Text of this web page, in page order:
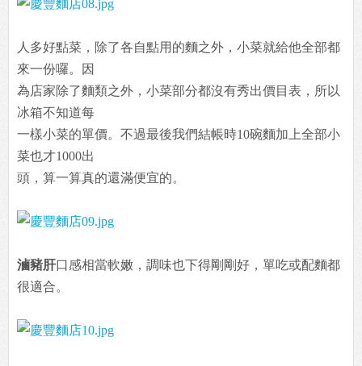
人多好點菜，除了各自點用的麵之外，小菜就給他全部都
來一份囉。因
為店家除了麵類之外，小菜部分都沒有秀出價目表，所以
冰箱不知道每
一樣小菜的單價。不過最後我們結帳時10碗麵加上全部小
菜也才1000出
頭，算一算真的還滿便宜的。
滷豬肝口感相當軟嫩，調味也下得剛剛好，單吃或配麵都
很適合。